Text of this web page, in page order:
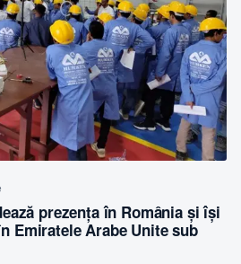
prezența în România și își
Emiratele Arabe Unite sub